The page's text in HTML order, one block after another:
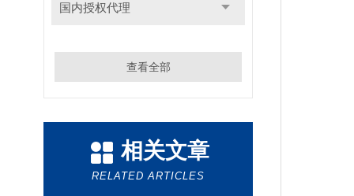
国内授权代理
查看全部
相关文章
RELATED ARTICLES